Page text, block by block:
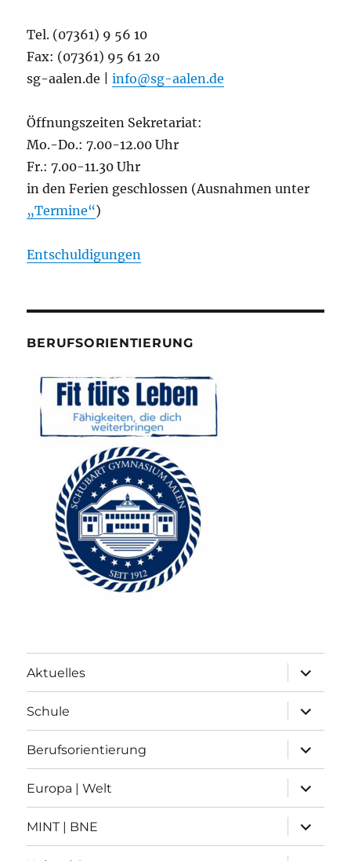
Tel. (07361) 9 56 10
Fax: (07361) 95 61 20
sg-aalen.de |info@sg-aalen.de
Öffnungszeiten Sekretariat:
Mo.-Do.: 7.00-12.00 Uhr
Fr.: 7.00-11.30 Uhr
in den Ferien geschlossen (Ausnahmen unter
„Termine“)
Entschuldigungen
BERUFSORIENTIERUNG
Aktuelles
anzeigen
Schule
anzeigen
Berufsorientierung
anzeigen
Europa | Welt
anzeigen
MINT | BNE
anzeigen